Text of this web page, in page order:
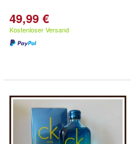
49,99 €
Kostenloser Versand